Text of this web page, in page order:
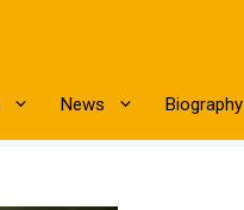
News Biography